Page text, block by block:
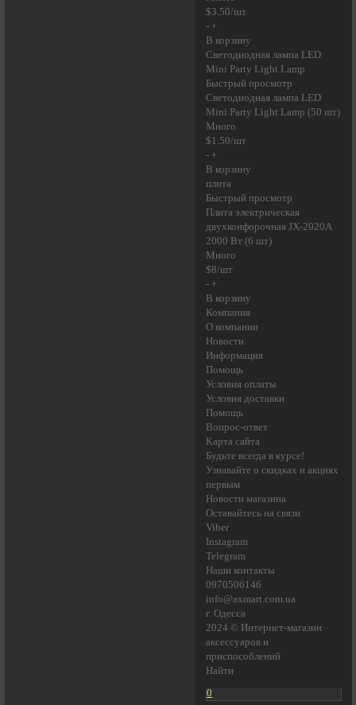
$3.50/шт
- +
В корзину
Светодиодная лампа LED
Mini Party Light Lamp
Быстрый просмотр
Светодиодная лампа LED
Mini Party Light Lamp (50 шт)
Много
$1.50/шт
- +
В корзину
плита
Быстрый просмотр
Плита электрическая
двухконфорочная JX-2020A
2000 Вт (6 шт)
Много
$8/шт
- +
В корзину
Компания
О компании
Новости
Информация
Помощь
Условия оплаты
Условия доставки
Помощь
Вопрос-ответ
Карта сайта
Будьте всегда в курсе!
Узнавайте о скидках и акциях
первым
Новости магазина
Оставайтесь на связи
Viber
Instagram
Telegram
Наши контакты
0970506146
info@axmart.com.ua
г. Одесса
2024 © Интернет-магазин
аксессуаров и
приспособлений
Найти
0